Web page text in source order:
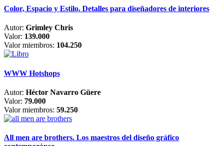
Color, Espacio y Estilo. Detalles para diseñadores de interiores
Autor: Grimley Chris
Valor: 139.000
Valor miembros: 104.250
WWW Hotshops
Autor: Héctor Navarro Güere
Valor: 79.000
Valor miembros: 59.250
All men are brothers. Los maestros del diseño gráfico